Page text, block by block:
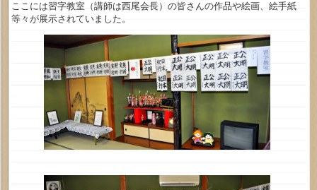
ここには習字教室（講師は西尾会長）の皆さんの作品や絵画、絵手紙
等々が展示されていました。